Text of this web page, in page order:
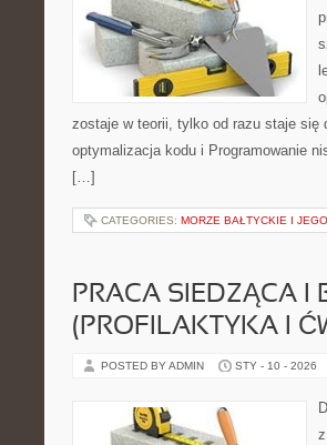
zostaje w teorii, tylko od razu staje się
optymalizacja kodu i Programowanie
[…]
CATEGORIES: MORZE BAŁTYCKIE I
PRACA SIEDZĄCA I
(PROFILAKTYKA I
POSTED BY ADMIN STY - 10 - 2026